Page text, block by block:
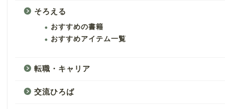
そろえる
おすすめの書籍
おすすめアイテム一覧
転職・キャリア
交流ひろば